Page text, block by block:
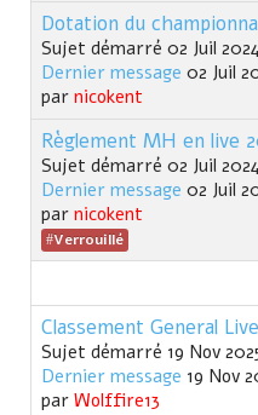
Dotation du
Sujet démarré 02 Juil
Dernier message 02 Juil
par nicokent
Règlement MH en live
Sujet démarré 02 Juil
Dernier message 02 Juil
par nicokent
Verrouillé
Classement General
Sujet démarré 19 Nov
Dernier message 19 Nov
par Wolffire13